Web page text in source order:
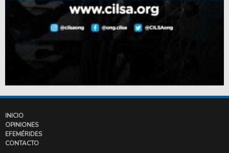
INICIO
OPINIONES
EFEMÉRIDES
CONTACTO